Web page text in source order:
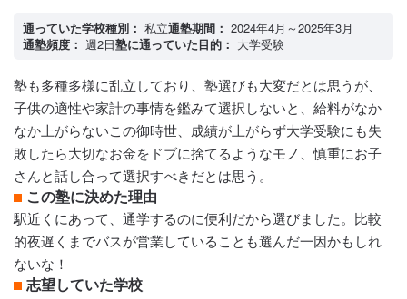
カリキュラムについて
志望する大学に合わせてレベルを変えて受けられる。どの教
文法と読解に分かれているため、文法を習得してから読解の
受講をすることで定着が高まる。その後に確認テストもある
ので自分が分かっていないところもしっかり可視化できる。
保護者への連絡手段
電話連絡 / LINE連絡
アクセス・周りの環境
電車通学なので駅に近いところがいい
通っていた学校種別： 私立通塾期間： 2024年4月～2025年3月
通塾頻度： 週2日塾に通っていた目的： 大学受験
塾も多種多様に乱立しており、塾選びも大変だとは思うが、
子供の適性や家計の事情を鑑みて選択しないと、給料がなか
なか上がらないこの御時世、成績が上がらず大学受験にも失
敗したら大切なお金をドブに捨てるようなモノ、慎重にお子
さんと話し合って選択すべきだとは思う。
この塾に決めた理由
駅近くにあって、通学するのに便利だから選びました。比較
的夜遅くまでバスが営業していることも選んだ一因かもしれ
ないな！
志望していた学校